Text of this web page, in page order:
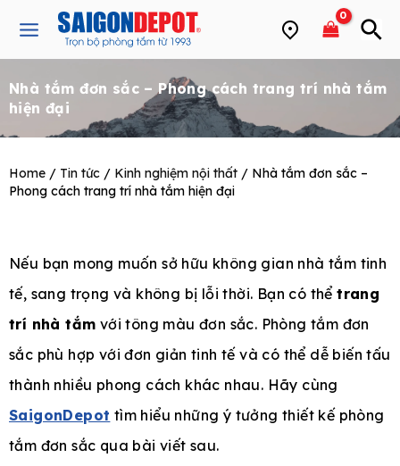
Main
Nhà tắm đơn sắc – Phong cách trang trí nhà tắm
hiện đại
Home / Tin tức / Kinh nghiệm nội thất / Nhà tắm đơn sắc –
Phong cách trang trí nhà tắm hiện đại
Nếu bạn mong muốn sở hữu không gian nhà tắm tinh
tế, sang trọng và không bị lỗi thời. Bạn có thểtrang
trí nhà tắm với tông màu đơn sắc. Phòng tắm đơn
sắc phù hợp với đơn giản tinh tế và có thể dễ biến tấu
thành nhiều phong cách khác nhau. Hãy cùng
SaigonDepot tìm hiểu những ý tưởng thiết kế phòng
tắm đơn sắc qua bài viết sau.